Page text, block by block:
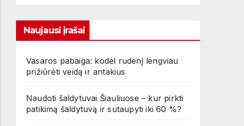
Naujausi įrašai
Vasaros pabaiga: kodėl rudenį lengviau
prižiūrėti veidą ir antakius
Naudoti šaldytuvai Šiauliuose – kur pirkti
patikimą šaldytuvą ir sutaupyti iki 60 %?